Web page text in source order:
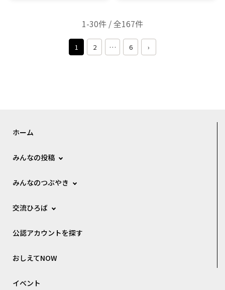
広島県内最大級の自然フィー
ルド！✨ 豊かな森や清らかな
水、美しい景色に囲まれた園
内では、キャンプや自然体験
など、さまざまなアウトドア
杯」第1位 他入賞多数 今年は
さんとのコラボもあると
か？！キャンプ場利用の方は
空に響く、ピアノとソプラノ
の調べ♪ ＆ 舞飛ぶ蛍スペシ
しみください！ 芦見谷では、
も、点滅しつつ舞飛ぶ蛍を見
ます。
限定イベントです。 キャンプ
の合間やお散歩がてら、ぜひ
チャレンジしてみてくださ
い。 開催期間：7/1~7/16
7/17からは「納涼祭」がスタ
1-30件 / 全167件
1 2 … 6 ›
ホーム
みんなの投稿
みんなのつぶやき
交流ひろば
公認アカウントを探す
おしえてNOW
イベント